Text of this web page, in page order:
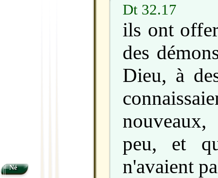
Dt 32.17
ils ont
des
Dieu, à
peu, et
n'avaient
Né